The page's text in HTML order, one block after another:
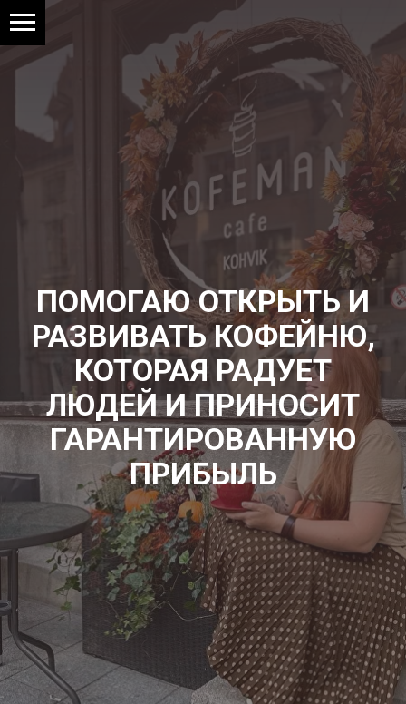
ПОМОГАЮ ОТКРЫТЬ И
РАЗВИВАТЬ КОФЕЙНЮ,
КОТОРАЯ РАДУЕТ
ЛЮДЕЙ И ПРИНОСИТ
ГАРАНТИРОВАННУЮ
ПРИБЫЛЬ